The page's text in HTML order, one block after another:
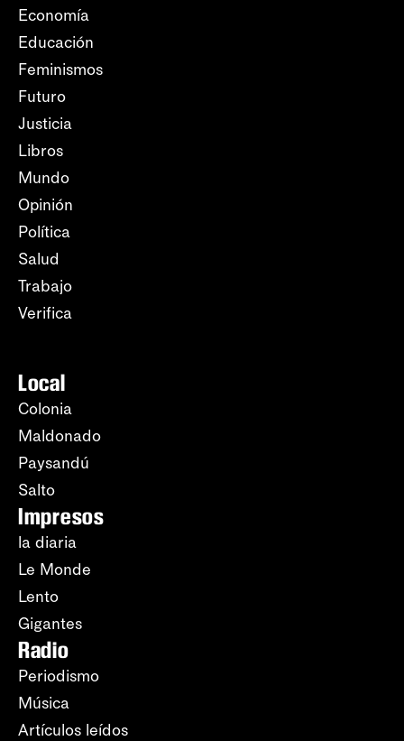
Economía
Educación
Feminismos
Futuro
Justicia
Libros
Mundo
Opinión
Política
Salud
Trabajo
Verifica
Local
Colonia
Maldonado
Paysandú
Salto
Impresos
la diaria
Le Monde
Lento
Gigantes
Radio
Periodismo
Música
Artículos leídos